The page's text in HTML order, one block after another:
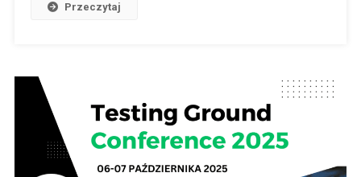
Przeczytaj